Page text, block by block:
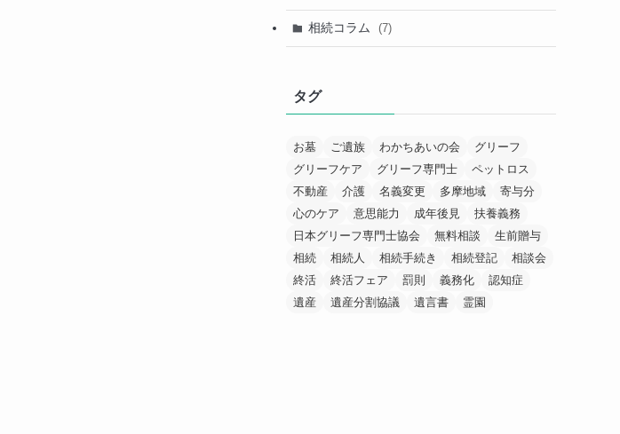
相続コラム (7)
タグ
お墓 ご遺族 わかちあいの会
グリーフ
グリーフケア
グリーフ専門士
ペットロス
不動産
介護 名義変更 多摩地域
寄与分
心のケア
意思能力 成年後見
扶養義務
日本グリーフ専門士協会
無料相談
生前贈与
相続
相続人 相続手続き 相続登記
相談会
終活
終活フェア 罰則 義務化
認知症
遺産
遺産分割協議 遺言書 霊園